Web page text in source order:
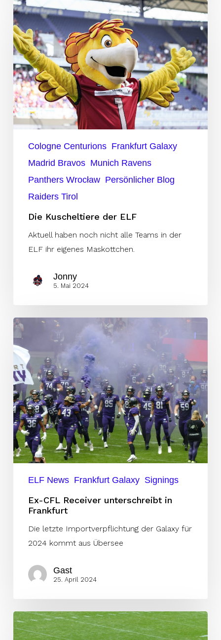
Die
Kuscheltiere
der
ELF
Cologne Centurions Frankfurt Galaxy
Madrid Bravos Munich Ravens
Panthers Wrocław Persönlicher Blog
Raiders Tirol
Die Kuscheltiere der ELF
Aktuell haben noch nicht alle Teams in der
ELF ihr eigenes Maskottchen.
Jonny
5. Mai 2024
Ex-
CFL
Receiver
unterschreibt
in
Frankfurt
ELF News Frankfurt Galaxy Signings
Ex-CFL Receiver unterschreibt in
Frankfurt
Die letzte Importverpflichtung der Galaxy für
2024 kommt aus Übersee
Gast
25. April 2024
Die
Head